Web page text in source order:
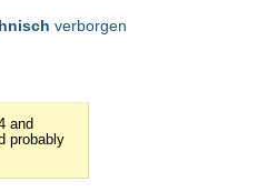
verborgen
and
probably